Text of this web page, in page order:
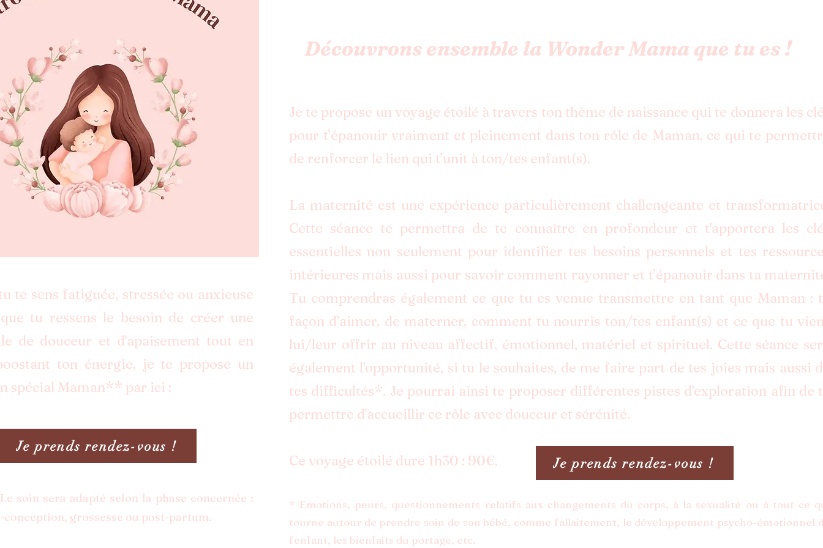
te sens fatiguée, stressée ou anxieuse
tu ressens le besoin de créer une
de douceur et d'apaisement tout en
ton énergie, je te propose un
spécial Maman** par ici :
Je prends rendez-vous !
soin sera adapté selon la phase concernée :
conception, grossesse ou post-partum.
Découvrons ensemble la Wonder Mama que tu es !
Je prends rendez-vous !
Je te propose un voyage étoilé à travers ton thème de naissance qui te donnera les
pour t’épanouir vraiment et pleinement dans ton rôle de Maman, ce qui te
de renforcer le lien qui t’unit à ton/tes enfant(s).
La maternité est une expérience particulièrement challengeante et
Cette séance te permettra de te connaître en profondeur et t'apportera les
essentielles non seulement pour identifier tes besoins personnels et tes
intérieures mais aussi pour savoir comment rayonner et t’épanouir dans ta
Tu comprendras également ce que tu es venue transmettre en tant que Maman :
façon d’aimer, de materner, comment tu nourris ton/tes enfant(s) et ce que tu
lui/leur offrir au niveau affectif, émotionnel, matériel et spirituel. Cette séance
également l'opportunité, si tu le souhaites, de me faire part de tes joies mais aussi
tes difficultés*. Je pourrai ainsi te proposer différentes pistes d'exploration afin de
permettre d'accueillir ce rôle avec douceur et sérénité.
Ce voyage étoilé dure 1h30 : 90€.
* Emotions, peurs, questionnements relatifs aux changements du corps, à la sexualité ou à tout ce
tourne autour​ de prendre soin de son bébé, comme l'allaitement, le développement psycho-émotionnel
l'enfant, les bienfaits du portage, etc.